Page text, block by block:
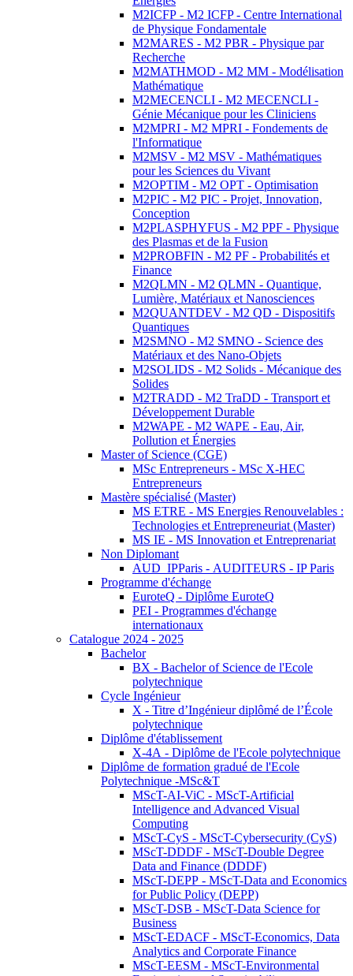
M2ICFP - M2 ICFP - Centre International
de Physique Fondamentale
M2MARES - M2 PBR - Physique par
Recherche
M2MATHMOD - M2 MM - Modélisation
Mathématique
M2MECENCLI - M2 MECENCLI -
Génie Mécanique pour les Cliniciens
M2MPRI - M2 MPRI - Fondements de
l'Informatique
M2MSV - M2 MSV - Mathématiques
pour les Sciences du Vivant
M2OPTIM - M2 OPT - Optimisation
M2PIC - M2 PIC - Projet, Innovation,
Conception
M2PLASPHYFUS - M2 PPF - Physique
des Plasmas et de la Fusion
M2PROBFIN - M2 PF - Probabilités et
Finance
M2QLMN - M2 QLMN - Quantique,
Lumière, Matériaux et Nanosciences
M2QUANTDEV - M2 QD - Dispositifs
Quantiques
M2SMNO - M2 SMNO - Science des
Matériaux et des Nano-Objets
M2SOLIDS - M2 Solids - Mécanique des
Solides
M2TRADD - M2 TraDD - Transport et
Développement Durable
M2WAPE - M2 WAPE - Eau, Air,
Pollution et Énergies
Master of Science (CGE)
MSc Entrepreneurs - MSc X-HEC
Entrepreneurs
Mastère spécialisé (Master)
MS ETRE - MS Energies Renouvelables :
Technologies et Entrepreneuriat (Master)
MS IE - MS Innovation et Entreprenariat
Non Diplomant
AUD_IPParis - AUDITEURS - IP Paris
Programme d'échange
EuroteQ - Diplôme EuroteQ
PEI - Programmes d'échange
internationaux
Catalogue 2024 - 2025
Bachelor
BX - Bachelor of Science de l'Ecole
polytechnique
Cycle Ingénieur
X - Titre d’Ingénieur diplômé de l’École
polytechnique
Diplôme d'établissement
X-4A - Diplôme de l'Ecole polytechnique
Diplôme de formation gradué de l'Ecole
Polytechnique -MSc&T
MScT-AI-ViC - MScT-Artificial
Intelligence and Advanced Visual
Computing
MScT-CyS - MScT-Cybersecurity (CyS)
MScT-DDDF - MScT-Double Degree
Data and Finance (DDDF)
MScT-DEPP - MScT-Data and Economics
for Public Policy (DEPP)
MScT-DSB - MScT-Data Science for
Business
MScT-EDACF - MScT-Economics, Data
Analytics and Corporate Finance
MScT-EESM - MScT-Environmental